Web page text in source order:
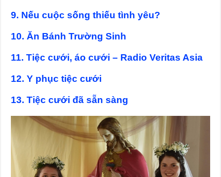
9. Nếu cuộc sống thiếu tình yêu?
10. Ăn Bánh Trường Sinh
11. Tiệc cưới, áo cưới – Radio Veritas Asia
12. Y phục tiệc cưới
13. Tiệc cưới đã sẵn sàng